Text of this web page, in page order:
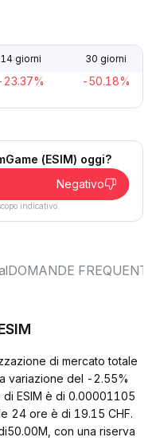
14 giorni 30 giorni
23.37% -50.18%
(ESIM) oggi?
Negativo
indicativo.
DOMANDE FREQUENTI
di mercato totale
variazione del -2.55%
ESIM è di 0.00001105
24 ore è di 19.15 CHF.
con una riserva